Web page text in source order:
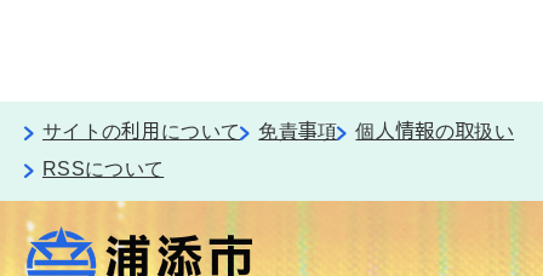
サイトの利用について 免責事項
個人情報の取扱い
RSSについて